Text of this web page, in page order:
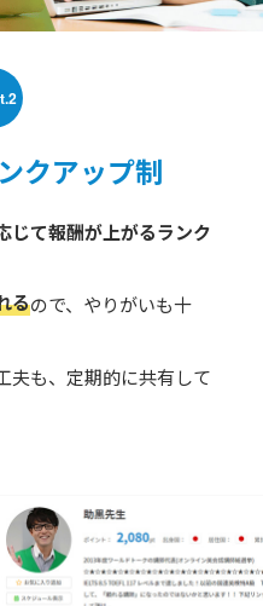
クアップ制
じて報酬が上がるランク
るので、やりがいも十
夫も、定期的に共有して